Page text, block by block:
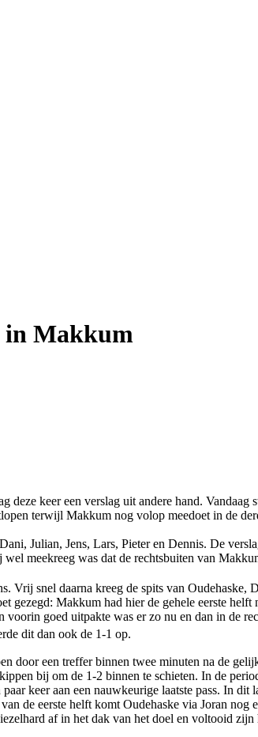
in Makkum
deze keer een verslag uit andere hand.
terwijl Makkum nog volop meedoet in de
Julian, Jens, Lars, Pieter en Dennis. De
meekreeg was dat de rechtsbuiten van
Vrij snel daarna kreeg de spits van
gezegd: Makkum had hier de gehele eerste
goed uitpakte was er zo nu en dan in de
dit dan ook de 1-1 op.
een treffer binnen twee minuten na de
bij om de 1-2 binnen te schieten. In de
keer aan een nauwkeurige laatste pass. In
de eerste helft komt Oudehaske via Joran
af in het dak van het doel en voltooid